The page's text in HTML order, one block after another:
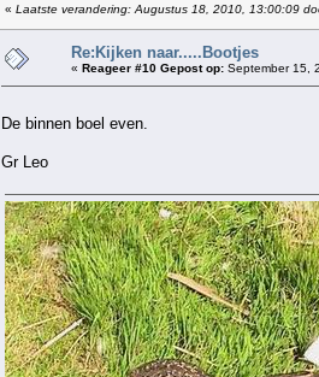
« Laatste verandering: Augustus 18, 2010, 13:00:09
Re:Kijken naar.....Bootjes
« Reageer #10 Gepost op: September 15,
De binnen boel even.
Gr Leo